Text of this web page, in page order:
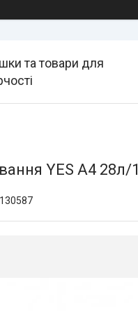
та товари для
YES А4 28л/
130587